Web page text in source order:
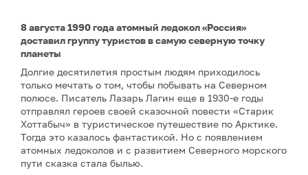
8 августа 1990 года атомный ледокол «Россия»
доставил группу туристов в самую северную точку
планеты
Долгие десятилетия простым людям приходилось
только мечтать о том, чтобы побывать на Северном
полюсе. Писатель Лазарь Лагин еще в 1930-е годы
отправлял героев своей сказочной повести «Старик
Хоттабыч» в туристическое путешествие по Арктике.
Тогда это казалось фантастикой. Но с появлением
атомных ледоколов и с развитием Северного морского
пути сказка стала былью.